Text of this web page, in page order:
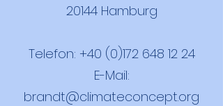
20144 Hamburg
Telefon: +40 (0)172 648 12 24
E-Mail:
brandt@climateconcept.org